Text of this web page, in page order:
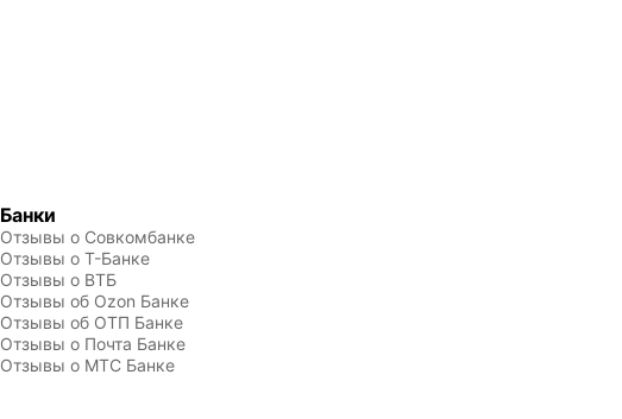
Банки
Отзывы о Совкомбанке
Отзывы о Т-Банке
Отзывы о ВТБ
Отзывы об Ozon Банке
Отзывы об ОТП Банке
Отзывы о Почта Банке
Отзывы о МТС Банке